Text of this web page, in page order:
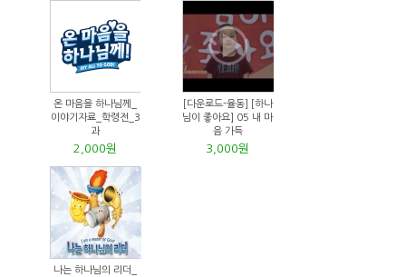
온 마음을 하나님께_
이야기자료_학령전_3
과
2,000원
[다운로드-율동] [하나
님이 좋아요] 05 내 마
음 가득
3,000원
나는 하나님의 리더_